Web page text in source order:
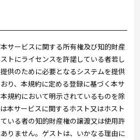
サービスに関する所有権及び知的財産
トにライセンスを許諾している者若し
供のために必要となるシステムを提供
り、本規約に定める登録に基づく本サ
規約において明示されているものを除
本サービスに関するホスト又はホスト
いる者の知的財産権の譲渡又は使用許
りません。ゲストは、いかなる理由に